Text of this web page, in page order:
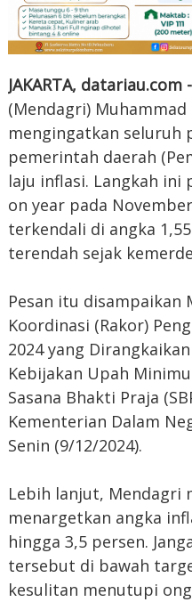
JAKARTA, datariau.com -
(Mendagri)
mengingatkan
pemerintah daerah
laju inflasi. Langkah ini
on year pada
terkendali di angka
terendah sejak
Pesan itu disampaikan
Koordinasi (Rakor)
2024 yang
Kebijakan Upah
Sasana Bhakti Praja
Kementerian Dalam
Senin (9/12/2024).
Lebih lanjut, Mendagri
menargetkan angka
hingga 3,5 persen.
tersebut di bawah
kesulitan menutupi